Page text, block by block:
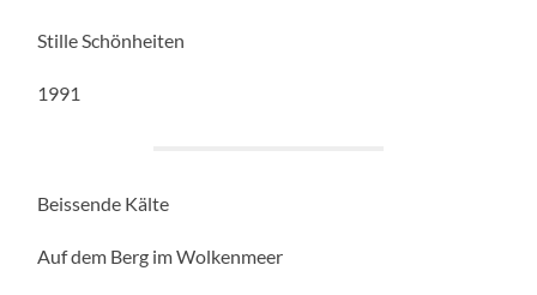
Stille Schönheiten
1991
Beissende Kälte
Auf dem Berg im Wolkenmeer